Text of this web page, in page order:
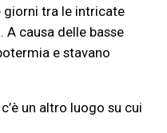
giorni tra le intricate
A causa delle basse
e stavano
un altro luogo su cui